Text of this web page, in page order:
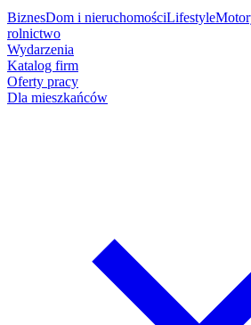
BiznesDom i nieruchomościLifestyle
rolnictwo
Wydarzenia
Katalog firm
Oferty pracy
Dla mieszkańców